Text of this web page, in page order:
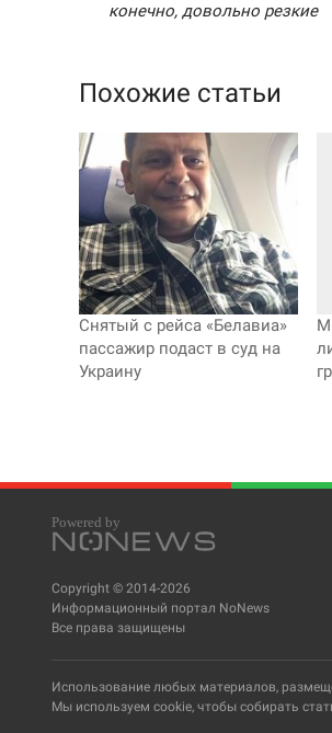
конечно, довольно резкие
Похожие статьи
Снятый с рейса «Белавиа»
пассажир подаст в суд на
Украину
Copyright © 2014-2026
Информационный портал NoNews
Все права защищены
Использование любых материалов,
Мы используем cookie, чтобы собирать